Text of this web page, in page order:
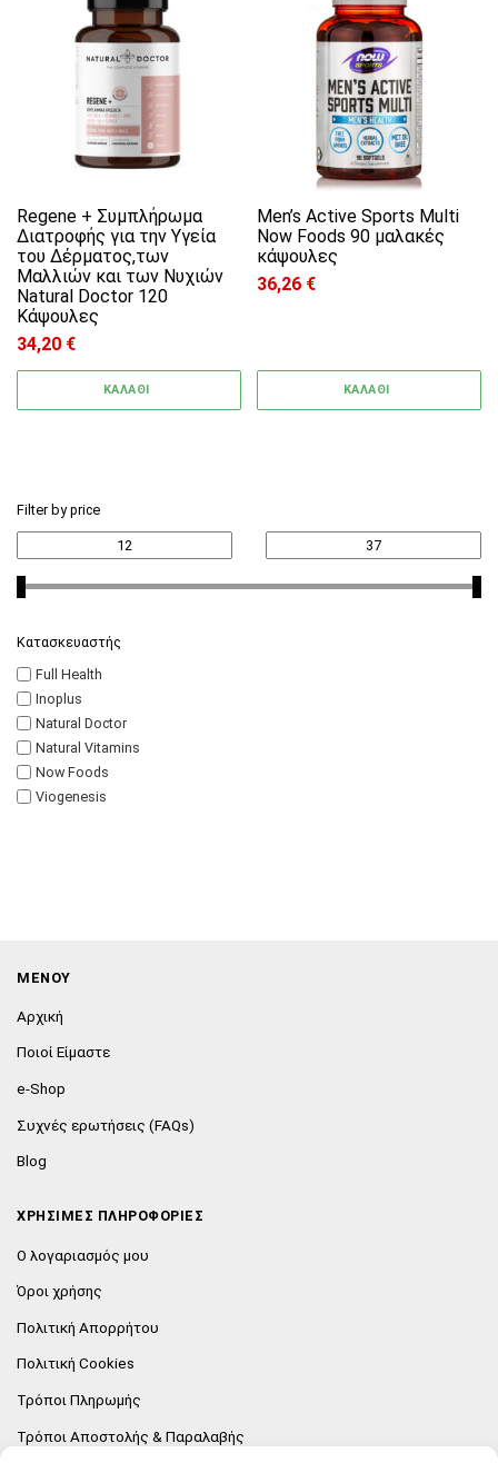
Regene + Συμπλήρωμα
Διατροφής για την Υγεία
του Δέρματος,των
Μαλλιών και των Νυχιών
Natural Doctor 120
Κάψουλες
34,20 €
ΚΑΛΑΘΙ
Men’s Active Sports Multi
Now Foods 90 μαλακές
κάψουλες
36,26 €
ΚΑΛΑΘΙ
Filter by price
Κατασκευαστής
Full Health
Inoplus
Natural Doctor
Natural Vitamins
Now Foods
Viogenesis
ΜΕΝΟΥ
Αρχική
Ποιοί Είμαστε
e-Shop
Συχνές ερωτήσεις (FAQs)
Blog
ΧΡΗΣΙΜΕΣ ΠΛΗΡΟΦΟΡΙΕΣ
Ο λογαριασμός μου
Όροι χρήσης
Πολιτική Απορρήτου
Πολιτική Cookies
Τρόποι Πληρωμής
Τρόποι Αποστολής & Παραλαβής